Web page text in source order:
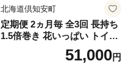
北海道倶知安町
定期便 2ヵ月毎 全3回 長持ち
1.5倍巻き 花いっぱい トイレ
ットペーパー ダブル 45ｍ 計
72ロール 全18種 花柄 プリン
51,000円